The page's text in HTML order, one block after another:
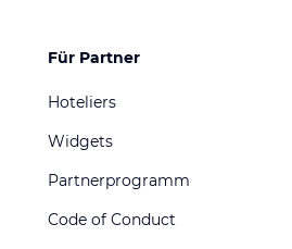
Für Partner
Hoteliers
Widgets
Partnerprogramm
Code of Conduct